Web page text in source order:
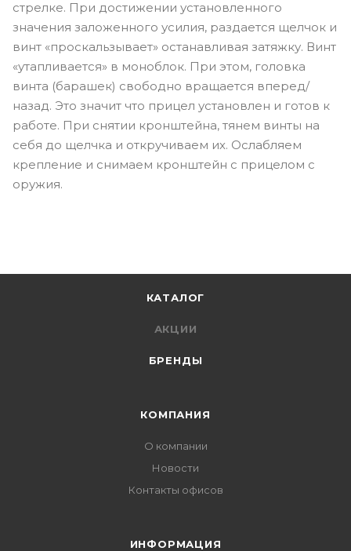
стрелке. При достижении установленного
значения заложенного усилия, раздается щелчок и
винт «проскальзывает» останавливая затяжку. Винт
«утапливается» в моноблок. При этом, головка
винта (барашек) свободно вращается вперед/
назад. Это значит что прицел установлен и готов к
работе. При снятии кронштейна, тянем винты на
себя до щелчка и откручиваем их. Ослабляем
крепление и снимаем кронштейн с прицелом с
оружия.
КАТАЛОГ
АКЦИИ
БРЕНДЫ
КОМПАНИЯ
О компании
Новости
Контакты офисов
ИНФОРМАЦИЯ